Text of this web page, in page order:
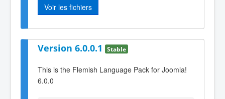
Voir les fichiers
Version 6.0.0.1 Stable
This is the Flemish Language Pack for Joomla!
6.0.0